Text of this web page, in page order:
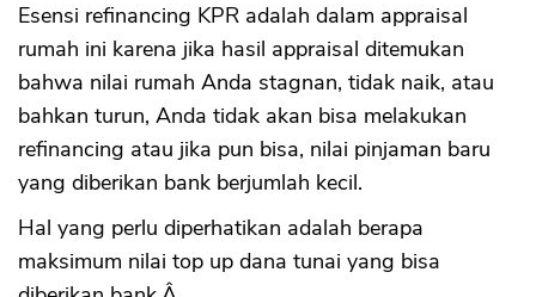
Esensi refinancing KPR adalah dalam appraisal
rumah ini karena jika hasil appraisal ditemukan
bahwa nilai rumah Anda stagnan, tidak naik, atau
bahkan turun, Anda tidak akan bisa melakukan
refinancing atau jika pun bisa, nilai pinjaman baru
yang diberikan bank berjumlah kecil.
Hal yang perlu diperhatikan adalah berapa
maksimum nilai top up dana tunai yang bisa